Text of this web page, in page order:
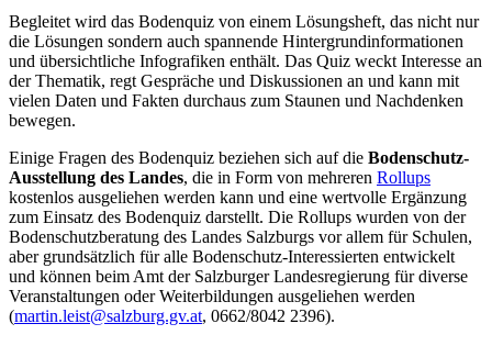
Begleitet wird das Bodenquiz von einem Lösungsheft, das nicht nur
die Lösungen sondern auch spannende Hintergrundinformationen
und übersichtliche Infografiken enthält. Das Quiz weckt Interesse an
der Thematik, regt Gespräche und Diskussionen an und kann mit
vielen Daten und Fakten durchaus zum Staunen und Nachdenken
bewegen.
Einige Fragen des Bodenquiz beziehen sich auf die Bodenschutz-
Ausstellung des Landes, die in Form von mehreren Rollups
kostenlos ausgeliehen werden kann und eine wertvolle Ergänzung
zum Einsatz des Bodenquiz darstellt. Die Rollups wurden von der
Bodenschutzberatung des Landes Salzburgs vor allem für Schulen,
aber grundsätzlich für alle Bodenschutz-Interessierten entwickelt
und können beim Amt der Salzburger Landesregierung für diverse
Veranstaltungen oder Weiterbildungen ausgeliehen werden
(martin.leist@salzburg.gv.at, 0662/8042 2396).